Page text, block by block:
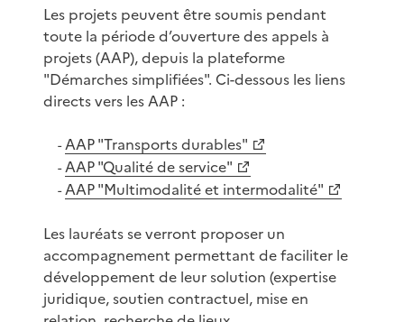
Les projets peuvent être soumis pendant
toute la période d’ouverture des appels à
projets (AAP), depuis la plateforme
"Démarches simplifiées". Ci-dessous les liens
directs vers les AAP :
-AAP "Transports durables"
-AAP "Qualité de service"
-AAP "Multimodalité et intermodalité"
Les lauréats se verront proposer un
accompagnement permettant de faciliter le
développement de leur solution (expertise
juridique, soutien contractuel, mise en